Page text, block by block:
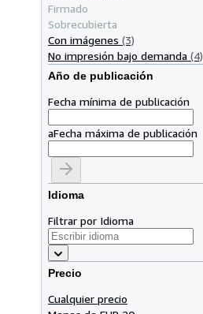
Firmado
Sobrecubierta
Con imágenes (3)
No impresión bajo demanda (4)
Año de publicación
Fecha mínima de publicación
aFecha máxima de publicación
Idioma
Filtrar por Idioma
Precio
Cualquier precio